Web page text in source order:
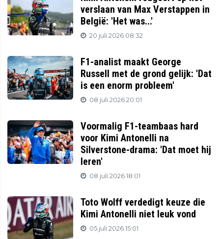
verslaan van Max Verstappen in
België: 'Het was...'
20 juli 2026 08:32
F1-analist maakt George
Russell met de grond gelijk: 'Dat
is een enorm probleem'
08 juli 2026 20:01
Voormalig F1-teambaas hard
voor Kimi Antonelli na
Silverstone-drama: 'Dat moet hij
leren'
08 juli 2026 18:01
Toto Wolff verdedigt keuze die
Kimi Antonelli niet leuk vond
05 juli 2026 15:01